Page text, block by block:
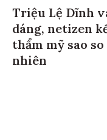
Triệu Lệ Dĩnh
dáng, netizen
thẩm mỹ sao
nhiên